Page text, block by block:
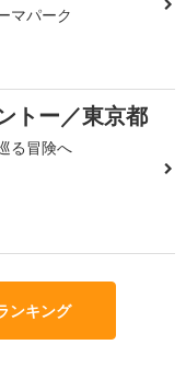
マパーク
トー／東京都
る冒険へ
ンキング